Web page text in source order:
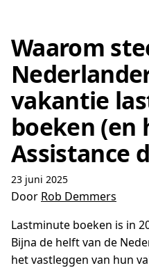
Waarom
vakantie
boeken (en
Assistance
23 juni 2025
Door Rob Demmers
Lastminute boeken is in
Bijna de helft van de
het vastleggen van hun